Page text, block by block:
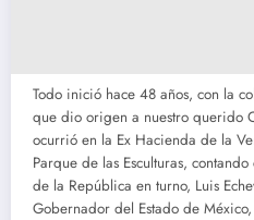
Todo inició hace 48 años, con la
que dio origen a nuestro querido
ocurrió en la Ex Hacienda de la
Parque de las Esculturas,
de la República en turno, Luis
Gobernador del Estado de